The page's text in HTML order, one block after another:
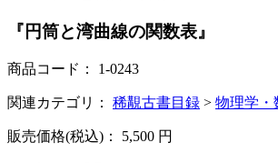
『円筒と湾曲線の関数表』
商品コード： 1-0243
関連カテゴリ： 稀覯古書目録 > 物理学・
販売価格(税込)： 5,500 円